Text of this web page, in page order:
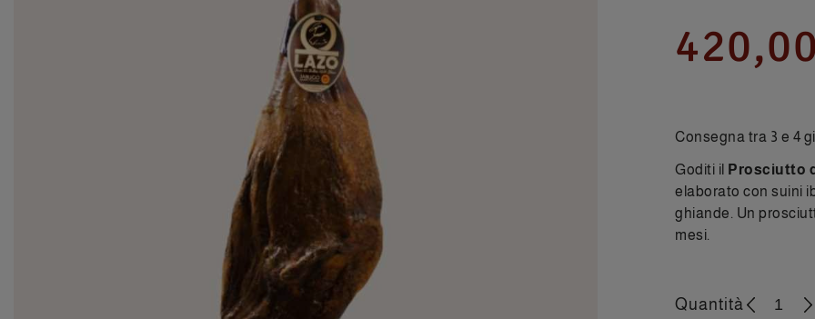
Consegna tra 3 e 4
Goditi il Prosciutto
elaborato con suini
ghiande. Un
mesi.
Quantità - +